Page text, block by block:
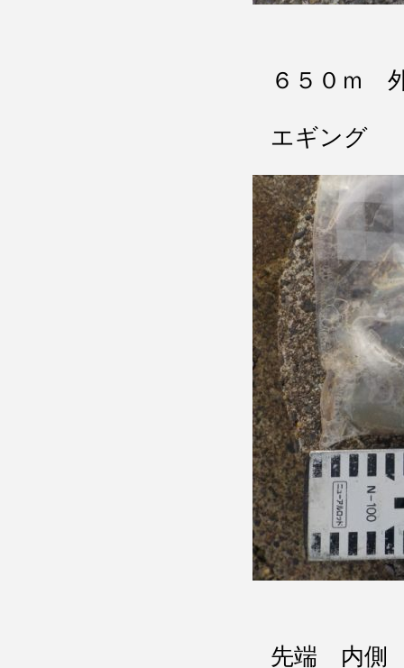
６５０ｍ
エギング
先端 内側